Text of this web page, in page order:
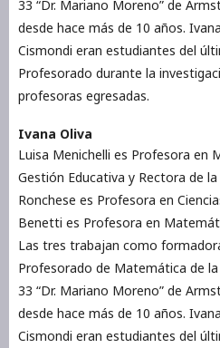
33 “Dr. Mariano Moreno” de
desde hace más de 10 años.
Cismondi eran estudiantes del
Profesorado durante la
profesoras egresadas.
Ivana Oliva
Luisa Menichelli es Profesora en
Gestión Educativa y Rectora de
Ronchese es Profesora en
Benetti es Profesora en
Las tres trabajan como
Profesorado de Matemática de la
33 “Dr. Mariano Moreno” de
desde hace más de 10 años.
Cismondi eran estudiantes del